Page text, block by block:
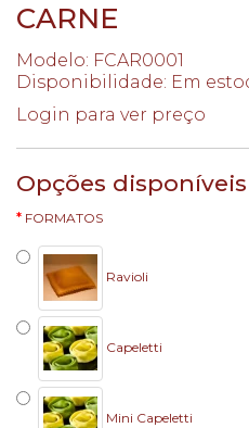
CARNE
Modelo: FCAR0001
Disponibilidade: Em
Login para ver preço
Opções disponíveis
FORMATOS
Ravioli
Capeletti
Mini Capeletti